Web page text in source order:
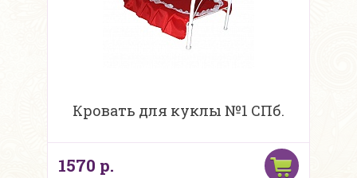
Кровать для куклы №1 СПб.
1570 р.